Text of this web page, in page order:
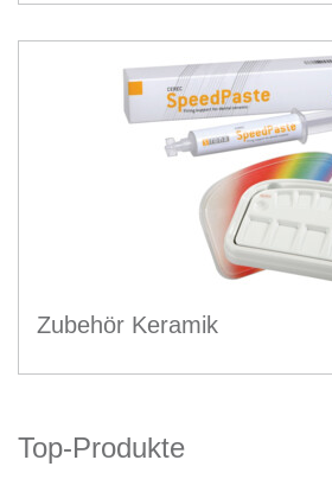
Zubehör Keramik
Top-Produkte